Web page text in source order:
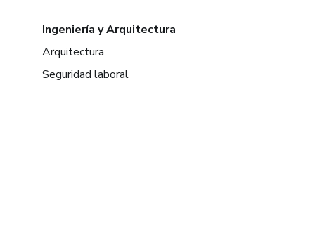
Ingeniería y Arquitectura
Arquitectura
Seguridad laboral